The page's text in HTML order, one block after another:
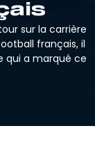
sur la carrière
français, il
qui a marqué ce